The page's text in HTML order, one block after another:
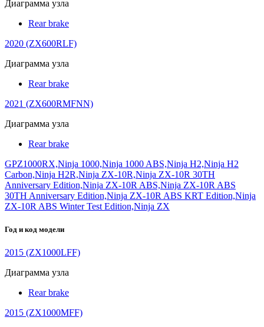
Диаграмма узла
Rear brake
2020 (ZX600RLF)
Диаграмма узла
Rear brake
2021 (ZX600RMFNN)
Диаграмма узла
Rear brake
GPZ1000RX,Ninja 1000,Ninja 1000 ABS,Ninja H2,Ninja H2
Carbon,Ninja H2R,Ninja ZX-10R,Ninja ZX-10R 30TH
Anniversary Edition,Ninja ZX-10R ABS,Ninja ZX-10R ABS
30TH Anniversary Edition,Ninja ZX-10R ABS KRT Edition,Ninja
ZX-10R ABS Winter Test Edition,Ninja ZX
Год и код модели
2015 (ZX1000LFF)
Диаграмма узла
Rear brake
2015 (ZX1000MFF)